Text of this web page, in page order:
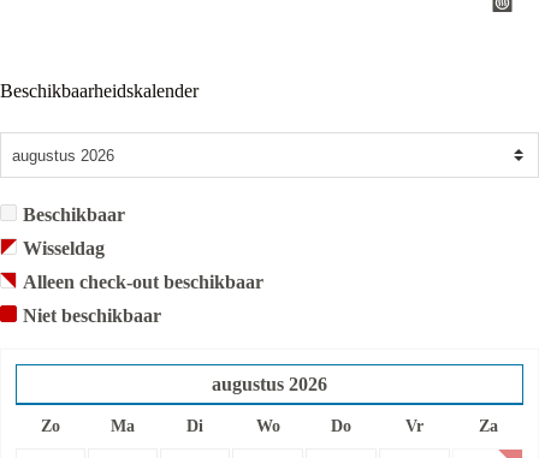
Beschikbaarheidskalender
Beschikbaar
Wisseldag
Alleen check-out beschikbaar
Niet beschikbaar
augustus 2026
Zo Ma Di Wo Do Vr Za